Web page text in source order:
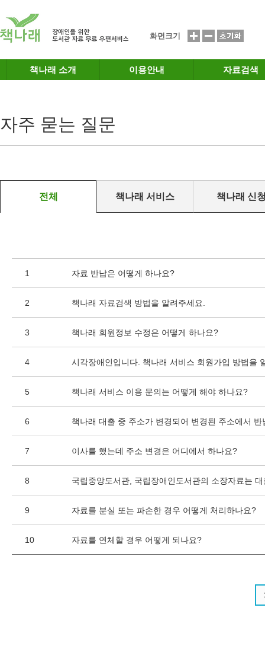
화면크기
책나래 소개 이용안내 자료검색
자주 묻는 질문
전체 책나래 서비스 책나래 신
1 자료 반납은 어떻게 하나요?
2 책나래 자료검색 방법을 알려주세요.
3 책나래 회원정보 수정은 어떻게 하나요?
4 시각장애인입니다. 책나래 서비스 회원가입 방법을
5 책나래 서비스 이용 문의는 어떻게 해야 하나요?
6 책나래 대출 중 주소가 변경되어 변경된 주소에서
7 이사를 했는데 주소 변경은 어디에서 하나요?
8 국립중앙도서관, 국립장애인도서관의 소장자료는
9 자료를 분실 또는 파손한 경우 어떻게 처리하나요?
10 자료를 연체할 경우 어떻게 되나요?